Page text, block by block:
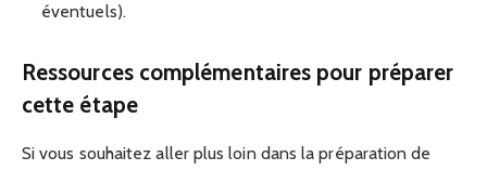
éventuels).
Ressources complémentaires pour préparer
cette étape
Si vous souhaitez aller plus loin dans la préparation de